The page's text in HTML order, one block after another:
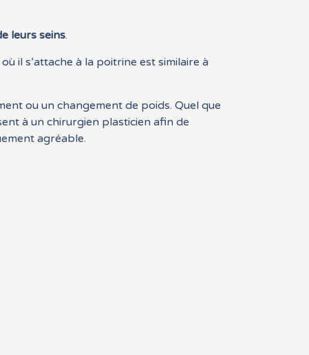
leurs seins.
il s’attache à la poitrine est similaire à
ou un changement de poids. Quel que
à un chirurgien plasticien afin de
agréable.